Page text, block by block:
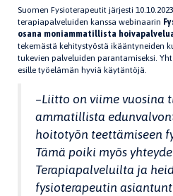
Suomen Fysioterapeutit järjesti
terapiapalveluiden kanssa webinaarin
osana moniammatillista
tekemästä kehitystyöstä ikääntyneiden
tukevien palveluiden parantamiseksi.
esille työelämän hyviä käytäntöjä.
–Liitto on viime vuosina
ammatillista
hoitotyön teettämiseen
Tämä poiki myös
Terapiapalveluilta ja
fysioterapeutin